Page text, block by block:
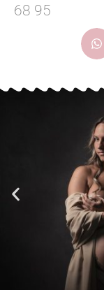
68 95